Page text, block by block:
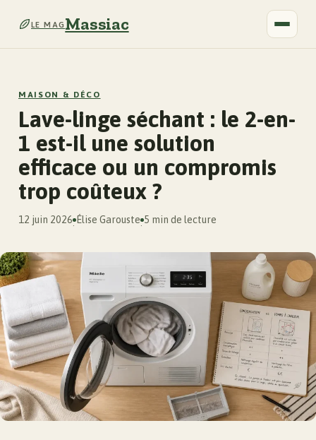
LE MAGMassiac
MAISON & DÉCO
Lave-linge séchant : le 2-en-
1 est-il une solution
efficace ou un compromis
trop coûteux ?
12 juin 2026
·
Élise Garouste
·
5 min de lecture